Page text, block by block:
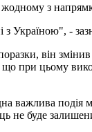
з
з Україною", -
він
при цьому
важлива
буде